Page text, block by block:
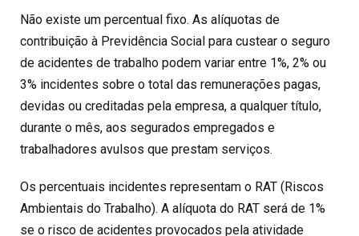
Não existe um percentual fixo. As alíquotas de
contribuição à Previdência Social para custear o seguro
de acidentes de trabalho podem variar entre 1%, 2% ou
3% incidentes sobre o total das remunerações pagas,
devidas ou creditadas pela empresa, a qualquer título,
durante o mês, aos segurados empregados e
trabalhadores avulsos que prestam serviços.
Os percentuais incidentes representam o RAT (Riscos
Ambientais do Trabalho). A alíquota do RAT será de 1%
se o risco de acidentes provocados pela atividade